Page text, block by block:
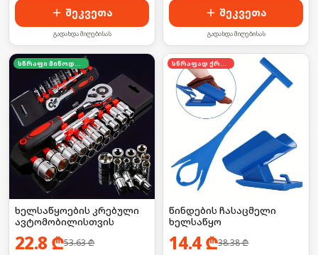
შეკვეთა
გადახდა მიღებისას
შეკვეთა
გადახდა მიღებისას
ხელსაწყოების კრებული
ავტომობილისთვის
22.8 ₾53.63₾
წინდების ჩასაცმელი
ხელსაწყო
14.4₾38.38₾